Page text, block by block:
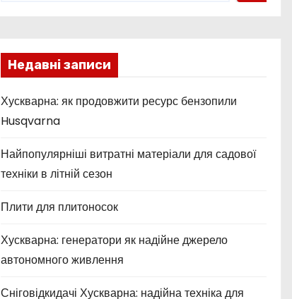
Недавні записи
Хускварна: як продовжити ресурс бензопили
Husqvarna
Найпопулярніші витратні матеріали для садової
техніки в літній сезон
Плити для плитоносок
Хускварна: генератори як надійне джерело
автономного живлення
Сніговідкидачі Хускварна: надійна техніка для